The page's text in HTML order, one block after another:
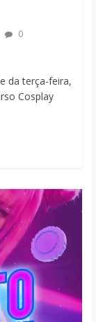
0
da terça-feira,
Cosplay